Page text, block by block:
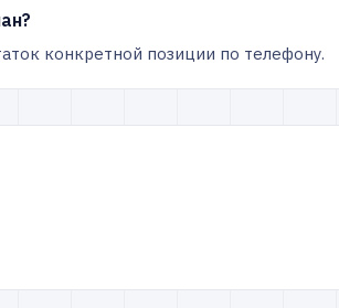
конкретной позиции по телефону.